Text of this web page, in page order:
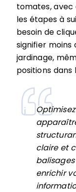
tomates, avec
les étapes à
besoin de
signifier
jardinage,
positions
claire et
enrichir